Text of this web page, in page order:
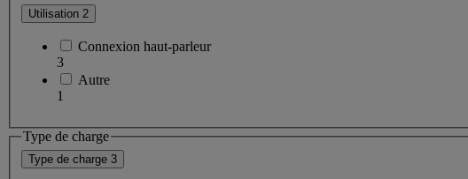
Utilisation 2
Connexion haut-parleur
3
Autre
1
Type de charge
Type de charge 3